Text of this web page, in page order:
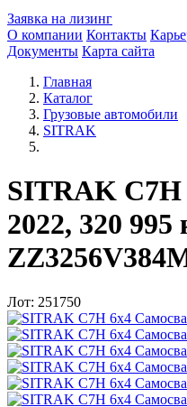
Заявка на лизинг
О компании Контакты
Документы Карта сайта
Главная
Каталог
Грузовые автомобили
SITRAK
SITRAK C7H
2022, 320 995
Лот: 251750